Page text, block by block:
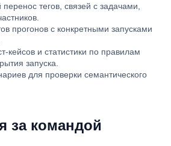
тегов, связей с задачами,
прогонов с конкретными запусками
кейсов и статистики по правилам
запуска.
для проверки семантического
за командой